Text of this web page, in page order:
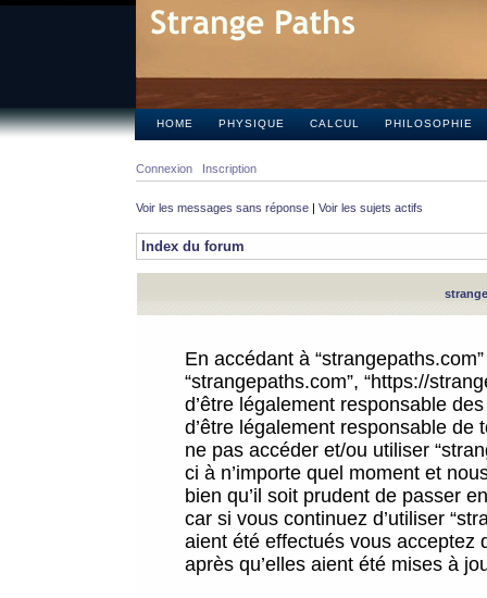
HOME PHYSIQUE CALCUL PHILOSOPHIE
Connexion Inscription
Voir les messages sans réponse | Voir les sujets actifs
Index du forum
En accédant à
“strangepaths.com”, “https://
d’être légalement responsable
d’être légalement responsable
ne pas accéder et/ou utiliser
ci à n’importe quel moment et
bien qu’il soit prudent de passer
car si vous continuez d’utiliser
aient été effectués vous acceptez
après qu’elles aient été mises à